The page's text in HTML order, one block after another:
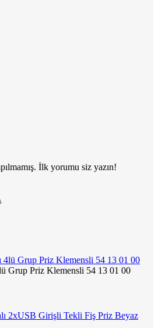
İlk yorumu siz yazın!
Grup Priz Klemensli 54 13 01 00